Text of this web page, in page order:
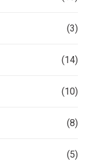
(3)
(14)
(10)
(8)
(5)